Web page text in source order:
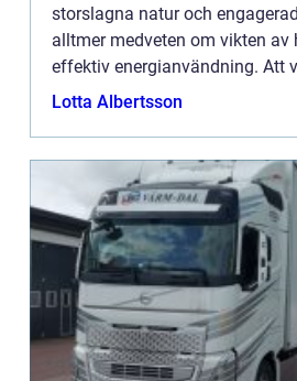
storslagna natur och
alltmer medveten om vikten av
effektiv energianvändning. Att
hem på ett energieffektivt oc...
Lotta Albertsson